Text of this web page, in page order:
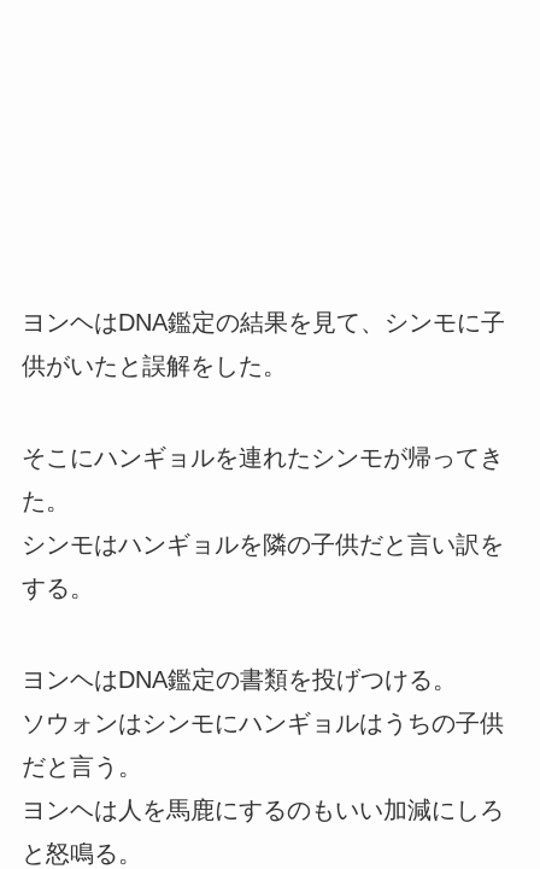
ヨンヘはDNA鑑定の結果を見て、シンモに子
供がいたと誤解をした。
そこにハンギョルを連れたシンモが帰ってき
た。
シンモはハンギョルを隣の子供だと言い訳を
する。
ヨンヘはDNA鑑定の書類を投げつける。
ソウォンはシンモにハンギョルはうちの子供
だと言う。
ヨンヘは人を馬鹿にするのもいい加減にしろ
と怒鳴る。